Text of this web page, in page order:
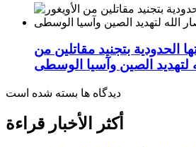
الحدودية بتجنيد مقاتلين من
لتهديد الصين وآسيا الوسطى
دیدگاه ها بسته شده است
أكثر الأخبار قراءة